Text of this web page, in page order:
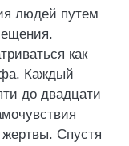
людей путем
как
Каждый
до двадцати
жертвы. Спустя